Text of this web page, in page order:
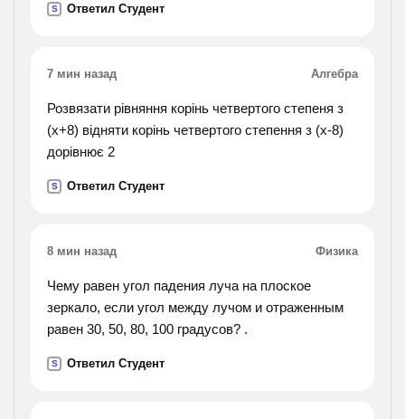
S Ответил Студент
7 мин назад Алгебра
Розвязати рівняння корінь четвертого степеня з
(х+8) відняти корінь четвертого степення з (х-8)
дорівнює 2
S Ответил Студент
8 мин назад Физика
Чему равен угол падения луча на плоское
зеркало, если угол между лучом и отраженным
равен 30, 50, 80, 100 градусов? .
S Ответил Студент